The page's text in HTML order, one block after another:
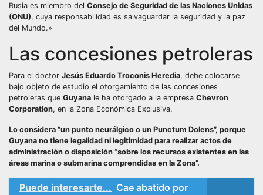
Rusia es miembro del Consejo de Seguridad de las Naciones Unidas
(ONU), cuya responsabilidad es salvaguardar la seguridad y la paz
del Mundo.»
Las concesiones petroleras
Para el doctor Jesús Eduardo Troconis Heredia, debe colocarse
bajo objeto de estudio el otorgamiento de las concesiones
petroleras que Guyana le ha otorgado a la empresa Chevron
Corporation, en la Zona Económica Exclusiva.
Lo considera “un punto neurálgico o un Punctum Dolens”, porque
Guyana no tiene legalidad ni legitimidad para realizar actos de
administración o disposición “sobre los recursos existentes en las
áreas marina o submarina comprendidas en la Zona”.
Puede interesarte... Cae abatido por